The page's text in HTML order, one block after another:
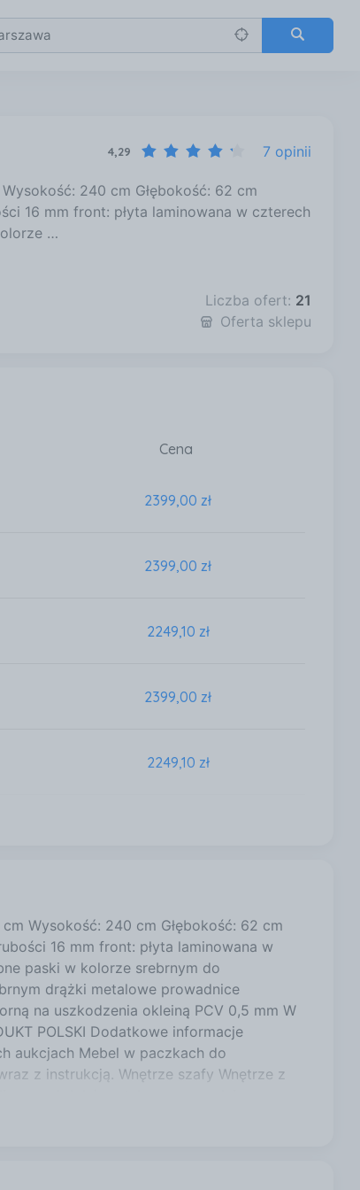
4,29 7 opinii
240 cm Głębokość: 62 cm
16 mm front: płyta laminowana w czterech
…
Liczba ofert: 21
Oferta sklepu
Cena
2399,00 zł
2399,00 zł
2249,10 zł
2399,00 zł
2249,10 zł
2399,00 zł
2249,10 zł
Wysokość: 240 cm Głębokość: 62 cm
16 mm front: płyta laminowana w
paski w kolorze srebrnym do
drążki metalowe prowadnice
na uszkodzenia okleiną PCV 0,5 mm W
POLSKI Dodatkowe informacje
aukcjach Mebel w paczkach do
z instrukcją. Wnętrze szafy Wnętrze z
od dołu) metalowe prowadnice
kolor korpusu oraz frontu należy